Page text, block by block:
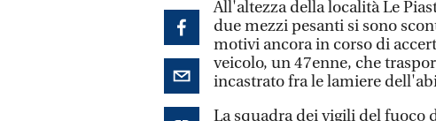
All'altezza della località Le
due mezzi pesanti si sono
motivi ancora in corso di
veicolo, un 47enne, che
incastrato fra le lamiere
La squadra dei vigili del fuoco